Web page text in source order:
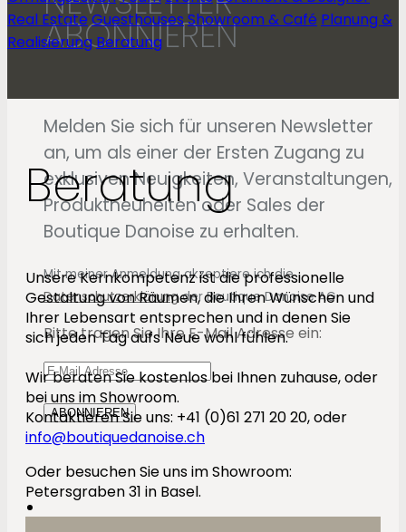
ABONNIEREN
Melden Sie sich für unseren Newsletter
an, um als einer der Ersten Zugang zu
exklusiven Neuigkeiten, Veranstaltungen,
Produktneuheiten oder Sales der
Boutique Danoise zu erhalten.
Mit meiner Anmeldung akzeptiere ich die
Datenschutzerklärungder Boutique Danoise AG.
Bitte tragen Sie Ihre E-Mail Adresse ein:
Real Estate GuesthousesShowroom & Café Planung &
RealisierungBeratung
Beratung
Unsere Kernkompetenz ist die professionelle
Gestaltung von Räumen, die Ihren Wünschen und
Ihrer Lebensart entsprechen und in denen Sie
sich jeden Tag aufs Neue wohl fühlen.
Wir beraten Sie kostenlos bei Ihnen zuhause, oder
bei uns im Showroom.
Kontaktieren Sie uns: +41 (0)61 271 20 20, oder
info@boutiquedanoise.ch
Oder besuchen Sie uns im Showroom:
Petersgraben 31 in Basel.